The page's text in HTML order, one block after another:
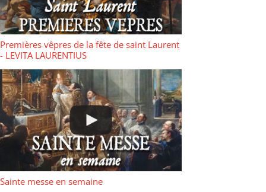
Premières vêpres de la fête de saint Laurent
- LEVITA LAURENTIUS
Sainte messe en semaine